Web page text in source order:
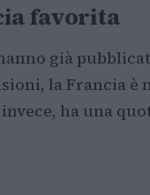
favorita
già
la Francia
ha una